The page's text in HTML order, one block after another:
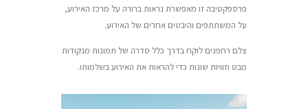
פרספקטיבה זו מאפשרת נראות ברורה על מרכז האירוע,
על המשתתפים והיבטים אחרים של האירוע.
צלם רחפנים לוקח בדרך כלל סדרה של תמונות מנקודות
מבט וזוויות שונות כדי להראות את האירוע בשלמותו.